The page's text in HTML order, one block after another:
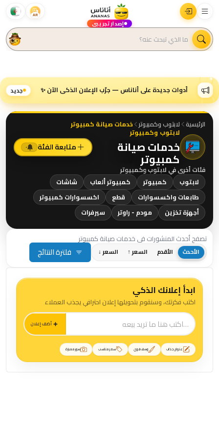
AR
إصدار تجريبي
أدوات جديدة على أناناس — جرّب الإعلان الذكي الآن ✨ جديد
الرئيسية لابتوب وكمبيوتر خدمات صيانة كمبيوتر
لابتوب وكمبيوتر
خدمات صيانة
كمبيوتر
متابعة الفئة ٠
فئات أخرى في لابتوب وكمبيوتر
لابتوب
كمبيوتر كمبيوتر ألعاب
شاشات
طابعات واكسسوارات
قطع
اكسسوارات كمبيوتر
أجهزة تخزين
مودم - راوتر سيرفرات
تصفح أحدث المنشورات في خدمات صيانة كمبيوتر
الأحدث الأقدم السعر ↑ السعر ↓ فلترة النتائج
ابدأ إعلانك الذكي
اكتب فكرتك، وسنقوم بتحويلها إعلان احترافي يجذب العملاء
أضف إعلان
عنوان جذاب وصف قوي سعر مناسب صور مميزة